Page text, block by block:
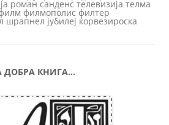
роман санденс телевизија телма
филмополис филтер
шрапнел јубилеј ќорвезироска
ДОБРА КНИГА…